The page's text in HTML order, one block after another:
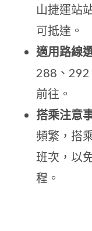
山捷運站
可抵達。
適用路線
288、
前往。
搭乘注意
頻繁，搭
班次，以
程。